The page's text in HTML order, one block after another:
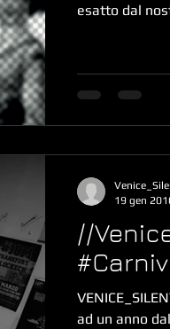
esatto dal
//
ad un anno
19 gen